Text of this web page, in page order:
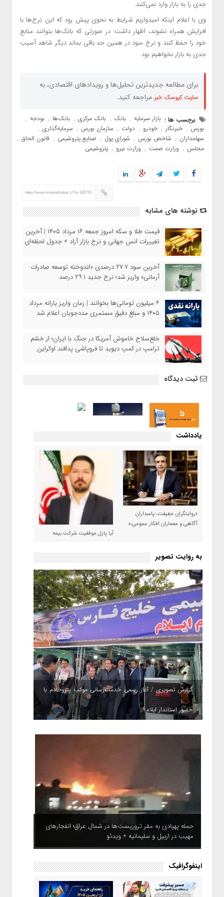
جدی را به بازار وارد نمی‌کنند.
وی با اعلام اینکه امیدواریم شرایط به نحوی پیش رود که این نرخ‌ها با
افزایش همراه نشوند، اظهار داشت: در صورتی که بانک‌ها بتوانند منابع
خود را حفظ کنند و نرخ سود در همین حد باقی بماند دیگر شاهد آسیب
جدی به بازار نخواهیم بود.
برای مطالعه جدیدترین تحلیل‌ها و رویدادهای اقتصادی، به
سایت کیوسک خبر مراجعه کنید.
برچسب ها : بازار سرمایه , بانک , بانک مرکزی , بانک‌ها , بودجه ,
بورس , خبرنگار , خودرو , دولت , سازمان بورس , سرمایه‌گذاری ,
سهامداران , شاخص بورس , شورای پول , صنایع پتروشیمی , قانون الحاق ,
مجلس , وزارت صمت , وزارت نیرو , پتروشیمی
https://www.kioskekhabar.ir/?p=185715
نوشته های مشابه
قیمت طلا و سکه امروز جمعه ۱۶ مرداد ۱۴۰۵ | آخرین
تغییرات انس جهانی و نرخ بازار آزاد + جدول لحظه‌ای
آخرین سود ۲۷.۷ درصدی «اندوخته توسعه صادرات
آرمانی» واریز شد؛ نرخ جدید ۲۹.۱ درصد
۶ میلیون تومانی‌ها بخوانند | زمان واریز یارانه مرداد
۱۴۰۵ و مبلغ دقیق مستمری مددجویان اعلام شد
خلع‌سلاح خاموش آمریکا در جنگ با ایران؛ از خشم
ترامپ در کمپ دیوید تا فروپاشی پدافند اوکراین
ثبت دیدگاه
یادداشت
«روایتگران حقیقت، پاسداران
آگاهی و معماران افکار عمومی،»
آیا پازل موفقیت شرکت بیمه
حکمت صبا در سال ۱۴۰۵ کامل می
شود؟!
به روایت تصویر
گزارش تصویری / آغاز رسمی خدمت‌رسانی موکب پتروخادم با
حضور استاندار ایلام
حمله پهپادی به مقر تروریست‌ها در شمال عراق؛ انفجارهای
مهیب در اربیل و سلیمانیه + ویدئو
اینفوگرافیک